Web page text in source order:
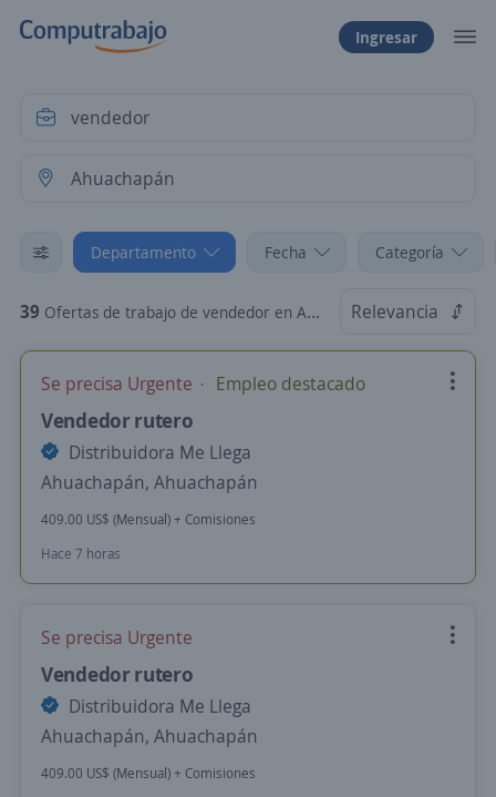
Ingresar
Departamento Fecha Categoría
39 Ofertas de trabajo de vendedor en Ahuachapán Relevancia
Se precisa Urgente Empleo destacado
Vendedor rutero
Distribuidora Me Llega
Ahuachapán, Ahuachapán
409.00 US$ (Mensual) + Comisiones
Hace 7 horas
Se precisa Urgente
Vendedor rutero
Distribuidora Me Llega
Ahuachapán, Ahuachapán
409.00 US$ (Mensual) + Comisiones